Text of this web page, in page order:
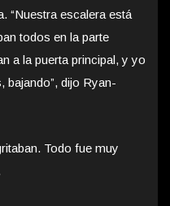
“Nuestra escalera está
todos en la parte
a la puerta principal, y yo
bajando”, dijo Ryan-
Todo fue muy